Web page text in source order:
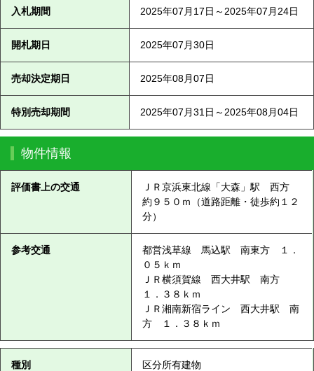
入札期間 2025年07月17日～2025年07月24日
開札期日 2025年07月30日
売却決定期日 2025年08月07日
特別売却期間 2025年07月31日～2025年08月04日
物件情報
評価書上の交通
ＪＲ京浜東北線「大森」駅 西方
約９５０ｍ（道路距離・徒歩約１２
分）
参考交通
都営浅草線 馬込駅 南東方 １．
０５ｋｍ
ＪＲ横須賀線 西大井駅 南方
１．３８ｋｍ
ＪＲ湘南新宿ライン 西大井駅 南
方 １．３８ｋｍ
種別 区分所有建物